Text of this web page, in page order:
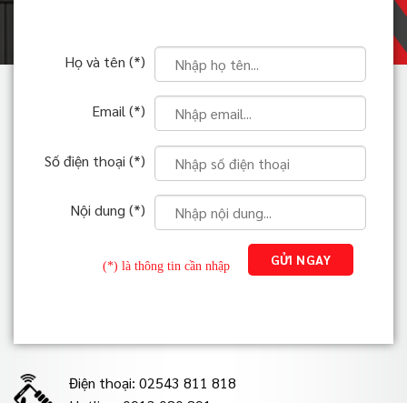
Họ và tên (*)
Email (*)
Số điện thoại (*)
Nội dung (*)
(*) là thông tin cần nhập
Điện thoại: 02543 811 818